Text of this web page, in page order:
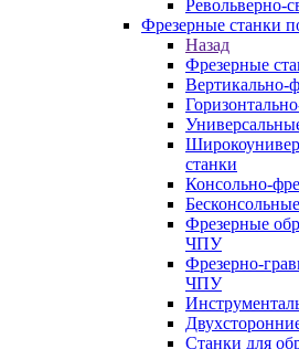
Револьверно-
Фрезерные станки
Назад
Фрезерные
Вертикально-
станки
Консольно-
Фрезерные
ЧПУ
Фрезерно-
ЧПУ
Станки для